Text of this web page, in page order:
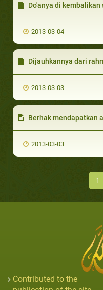
Do'anya di
2013-03-04
Dijauhkannya dari
2013-03-03
Berhak mendapatkan
2013-03-03
1
Contributed to the